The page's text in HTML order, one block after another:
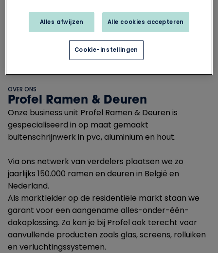
bedrijfstakken. Samen creëren we
gepassioneerd oplossingen voor een
aangenamer dagelijks leven.
OVER ONS
Profel Ramen & Deuren
Onze business unit Profel Ramen & Deuren is
gespecialiseerd in op maat gemaakt
buitenschrijnwerk in pvc, aluminium en hout.
Via ons netwerk van verdelers plaatsen we zo
jaarlijks 150.000 ramen en deuren in België en
Nederland.
Als marktleider op de residentiële markt staan we
garant voor een aangename alles-onder-één-
dakoplossing. Zo kan je bij Profel ook terecht voor
aanvullende producten zoals glas, screens, rolluiken
en verluchtingssystemen.
Alles afwijzen Alle cookies accepteren
Cookie-instellingen